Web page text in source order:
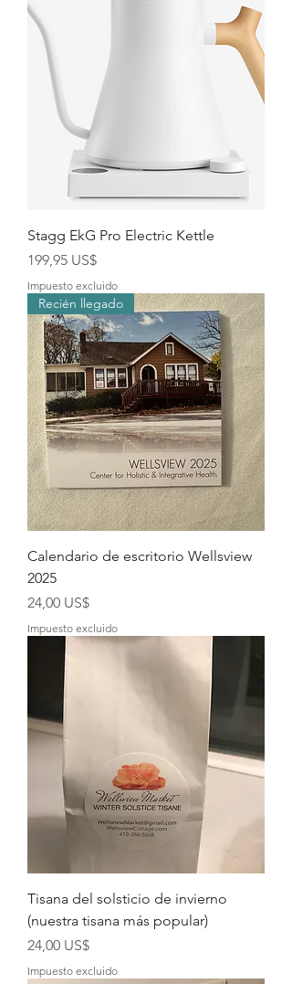
Stagg EkG Pro Electric Kettle
Precio
199,95 US$
Impuesto excluido
Recién llegado
Calendario de escritorio Wellsview
2025
Precio
24,00 US$
Impuesto excluido
Tisana del solsticio de invierno
(nuestra tisana más popular)
Precio
24,00 US$
Impuesto excluido